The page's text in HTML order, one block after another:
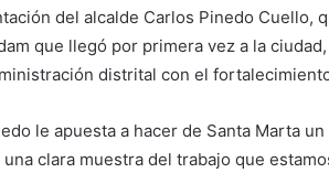
del alcalde Carlos Pinedo Cuello,
que llegó por primera vez a la
distrital con el
le apuesta a hacer de Santa Marta
clara muestra del trabajo que